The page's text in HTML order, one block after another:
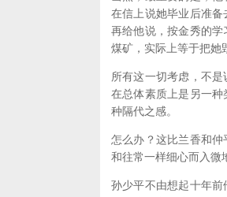
在信上说她毕业后准
再给他说，按金秀的
煤矿，实际上等于把她
所有这一切考虑，不
在总体素质上是另一
种隔代之感。
怎么办？这比兰香和
和往常一样细心而入
孙少平不由想起十年